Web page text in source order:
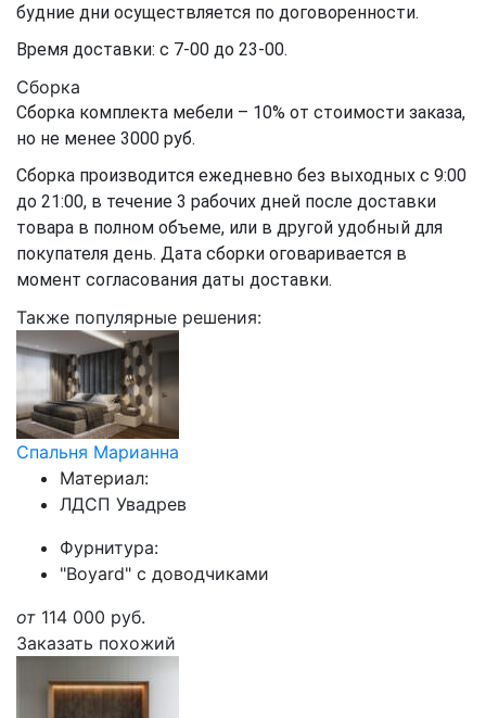
будние дни осуществляется по договоренности.
Время доставки: с 7-00 до 23-00.
Сборка
Сборка комплекта мебели – 10% от стоимости заказа,
но не менее 3000 руб.
Сборка производится ежедневно без выходных с 9:00
до 21:00, в течение 3 рабочих дней после доставки
товара в полном объеме, или в другой удобный для
покупателя день. Дата сборки оговаривается в
момент согласования даты доставки.
Также популярные решения:
Спальня Марианна
Материал:
ЛДСП Увадрев
Фурнитура:
"Boyard" с доводчиками
от 114 000 руб.
Заказать похожий